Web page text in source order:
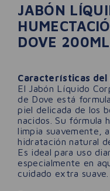
JABÓN
DOVE 200ML
Características
El Jabón Líquido
de Dove está
piel delicada de los
nacidos. Su fórmula
limpia suavemente,
hidratación natural
Es ideal para uso
especialmente en
cuidado extra suave.